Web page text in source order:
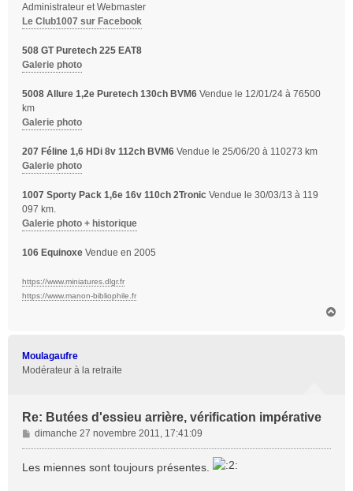
Administrateur et Webmaster
Le Club1007 sur Facebook
508 GT Puretech 225 EAT8
Galerie photo
5008 Allure 1,2e Puretech 130ch BVM6 Vendue le 12/01/24 à 76500
km
Galerie photo
207 Féline 1,6 HDi 8v 112ch BVM6 Vendue le 25/06/20 à 110273 km
Galerie photo
1007 Sporty Pack 1,6e 16v 110ch 2Tronic Vendue le 30/03/13 à 119
097 km.
Galerie photo + historique
106 Equinoxe Vendue en 2005
https://www.miniatures.dlgr.fr
https://www.manon-bibliophile.fr
Moulagaufre
Modérateur à la retraite
Re: Butées d'essieu arrière, vérification impérative
M
e
dimanche 27 novembre 2011, 17:41:09
Les miennes sont toujours présentes.